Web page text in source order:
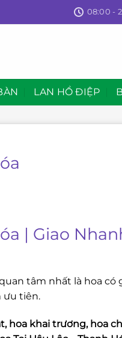
08:00 -
LAN HỒ ĐIỆP
| Giao
tâm nhất là hoa có
ưu tiên.
hoa khai trương, hoa